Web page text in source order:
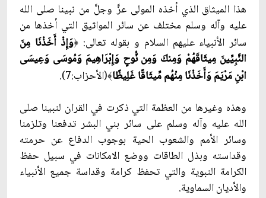
هذا الميثاق الذي أخذه المولى عزَّ وجلّ‏َ من نبينا صلى الله
عليه وآله وسلم مختلف عن سائر المواثيق التي أخذها من
سائر الأنبياء عليهم السلام و بقوله تعالى: ﴿وَإِذْ أَخَذْنَا مِنَ
النَّبِيِّينَ مِيثَاقَهُمْ وَمِنكَ وَمِن نُّوحٍ وَإِبْرَاهِيمَ وَمُوسَى وَعِيسَى
ابْنِ مَرْيَمَ وَأَخَذْنَا مِنْهُم مِّيثَاقًا غَلِيظًا﴾(الأحزاب:7).
وهذه وغيرها من العظمة التي ذكرت في القران لنبينا صلى
الله عليه وآله وسلم على سائر بني البشر تدفعنا وتلزمنا
وسائر الأمم والشعوب الحية بوجوب الدفاع عن حرمته
وقداسته وبذل الطاقات ووضع الامكانات في سبيل حفظ
الكرامة النبوية والتي تحفظ كرامة وقداسة جميع الأنبياء
والأديان السماوية.